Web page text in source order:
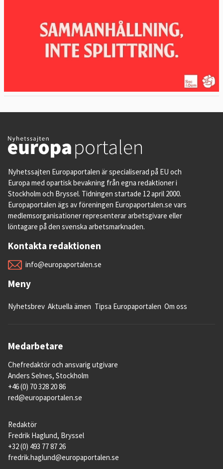
Nyhetssajten Europaportalen är specialiserad på EU och
Europa med opartisk bevakning från egna redaktioner i
Stockholm och Bryssel. Tidningen startade 12 april 2000.
Europaportalen ägs av föreningen Europaportalen.se vars
medlemsorganisationer representerar arbetsgivare eller
löntagare på den svenska arbetsmarknaden.
Kontakta redaktionen
info@europaportalen.se
Meny
Nyhetsbrev Aktuella ämen Tipsa Europaportalen Om oss
Medarbetare
Chefredaktör och ansvarig utgivare
Anders Selnes, Stockholm
+46 (0) 70 328 20 86
red@europaportalen.se
Redaktör
Fredrik Haglund, Bryssel
+32 (0) 493 77 87 26
fredrik.haglund@europaportalen.se